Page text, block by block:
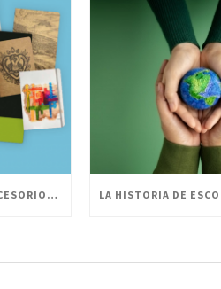
OFICINA CON ESTILO: ACCESORIOS PERSONALIZADOS PARA UN ESPACIO INNOVADOR